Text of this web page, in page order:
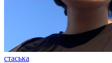
стаська